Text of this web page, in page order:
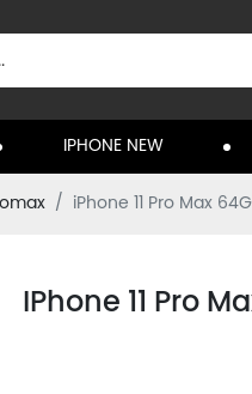
IPHONE NEW
iPhone 11 Pro Max
IPhone 11 Pro